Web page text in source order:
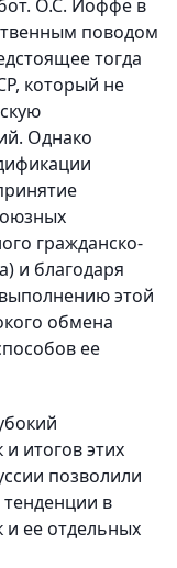
О.С. Иоффе в
поводом
тогда
который не
Однако
гражданско-
и благодаря
этой
обмена
ее
итогов этих
позволили
в
и ее отдельных